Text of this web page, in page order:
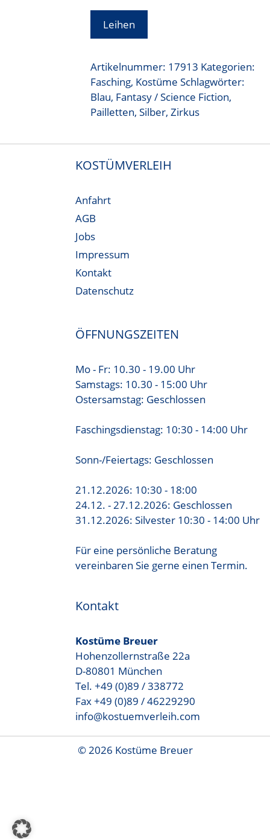
Leihen
Artikelnummer: 17913 Kategorien:
Fasching, Kostüme Schlagwörter:
Blau, Fantasy / Science Fiction,
Pailletten,Silber,Zirkus
KOSTÜMVERLEIH
Anfahrt
AGB
Jobs
Impressum
Kontakt
Datenschutz
ÖFFNUNGSZEITEN
Mo - Fr: 10.30 - 19.00 Uhr
Samstags: 10.30 - 15:00 Uhr
Ostersamstag: Geschlossen
Faschingsdienstag: 10:30 - 14:00 Uhr
Sonn-/Feiertags: Geschlossen
21.12.2026: 10:30 - 18:00
24.12. - 27.12.2026: Geschlossen
31.12.2026: Silvester 10:30 - 14:00 Uhr
Für eine persönliche Beratung
vereinbaren Sie gerne einen Termin.
Kontakt
Kostüme Breuer
Hohenzollernstraße 22a
D-80801 München
Tel. +49 (0)89 / 338772
Fax +49 (0)89 / 46229290
info@kostuemverleih.com
© 2026 Kostüme Breuer